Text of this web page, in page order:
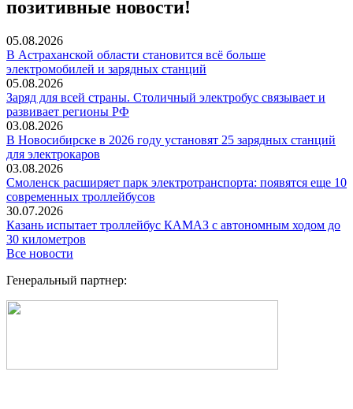
позитивные новости!
05.08.2026
В Астраханской области становится всё больше
электромобилей и зарядных станций
05.08.2026
Заряд для всей страны. Столичный электробус связывает и
развивает регионы РФ
03.08.2026
В Новосибирске в 2026 году установят 25 зарядных станций
для электрокаров
03.08.2026
Смоленск расширяет парк электротранспорта: появятся еще 10
современных троллейбусов
30.07.2026
Казань испытает троллейбус КАМАЗ с автономным ходом до
30 километров
Все новости
Генеральный партнер: